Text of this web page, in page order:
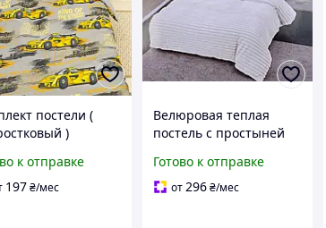
постели (
)
коттон
с
к отправке
197₴/мес
Велюровая теплая
постель с простыней
евро размер
Готово к отправке
от296₴/мес